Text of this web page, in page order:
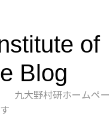
of
Blog
九大野村研ホームペー